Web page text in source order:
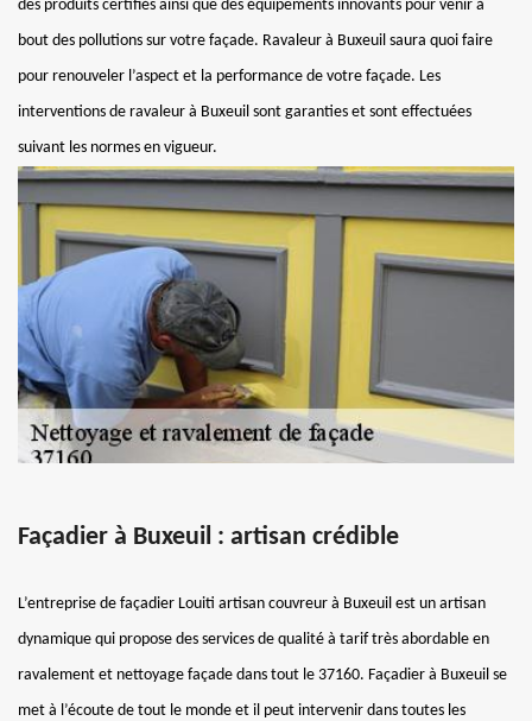
des produits certifiés ainsi que des équipements innovants pour venir à
bout des pollutions sur votre façade. Ravaleur à Buxeuil saura quoi faire
pour renouveler l’aspect et la performance de votre façade. Les
interventions de ravaleur à Buxeuil sont garanties et sont effectuées
suivant les normes en vigueur.
Façadier à Buxeuil : artisan crédible
L’entreprise de façadier Louiti artisan couvreur à Buxeuil est un artisan
dynamique qui propose des services de qualité à tarif très abordable en
ravalement et nettoyage façade dans tout le 37160. Façadier à Buxeuil se
met à l’écoute de tout le monde et il peut intervenir dans toutes les